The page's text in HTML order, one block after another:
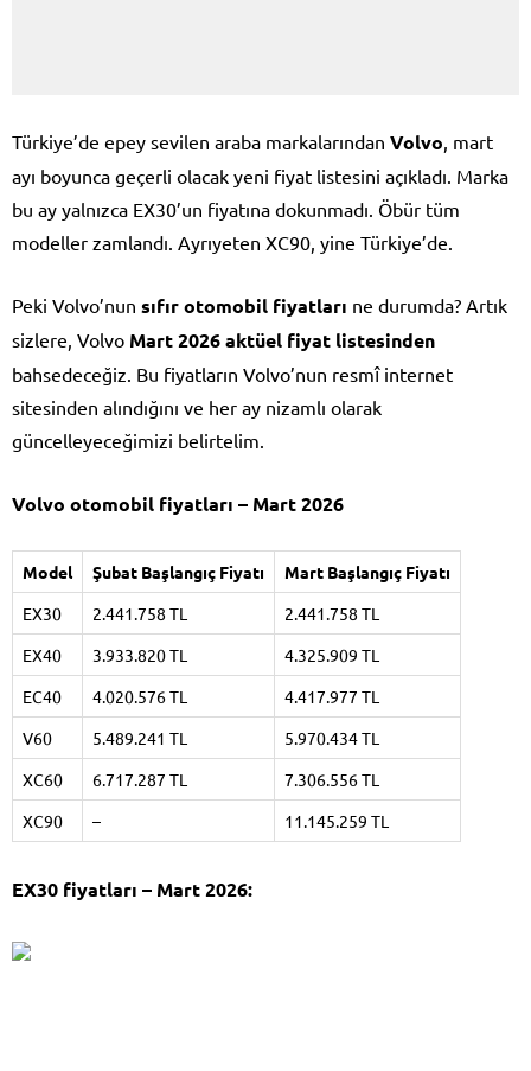
Türkiye’de epey sevilen araba markalarından Volvo , mart
ayı boyunca geçerli olacak yeni fiyat listesini açıkladı. Marka
bu ay yalnızca EX30’un fiyatına dokunmadı. Öbür tüm
modeller zamlandı. Ayrıyeten XC90, yine Türkiye’de.
Peki Volvo’nun sıfır otomobil fiyatları ne durumda? Artık
sizlere, Volvo Mart 2026 aktüel fiyat listesinden
bahsedeceğiz. Bu fiyatların Volvo’nun resmî internet
sitesinden alındığını ve her ay nizamlı olarak
güncelleyeceğimizi belirtelim.
Volvo otomobil fiyatları – Mart 2026
Model Şubat Başlangıç Fiyatı
Mart Başlangıç Fiyatı
EX30
2.441.758 TL
2.441.758 TL
EX40
3.933.820 TL
4.325.909 TL
EC40
4.020.576 TL
4.417.977 TL
V60
5.489.241 TL
5.970.434 TL
XC60
6.717.287 TL
7.306.556 TL
XC90
– 11.145.259 TL
EX30 fiyatları – Mart 2026: